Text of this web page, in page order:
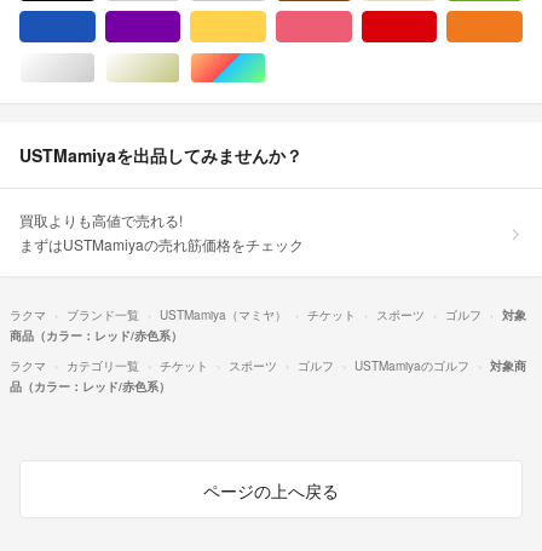
シルバー/銀色系ゴールド/金色系マルチカラー
USTMamiyaを出品してみませんか？
買取よりも高値で売れる!
まずはUSTMamiyaの売れ筋価格をチェック
ラクマ ブランド一覧 USTMamiya（マミヤ） チケット スポーツ ゴルフ
対象
商品（カラー：レッド/赤色系）
ラクマ
カテゴリ一覧 チケット スポーツ ゴルフ USTMamiyaのゴルフ
対象商
品（カラー：レッド/赤色系）
ページの上へ戻る